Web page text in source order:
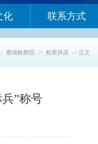
化 联系方式
鹿城检察院 -> 检察风采 -> 正文
”称号